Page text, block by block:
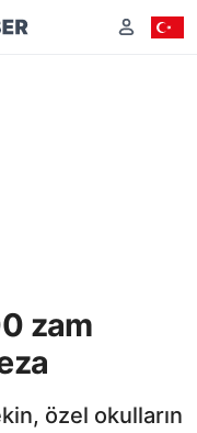
zam
özel okulların